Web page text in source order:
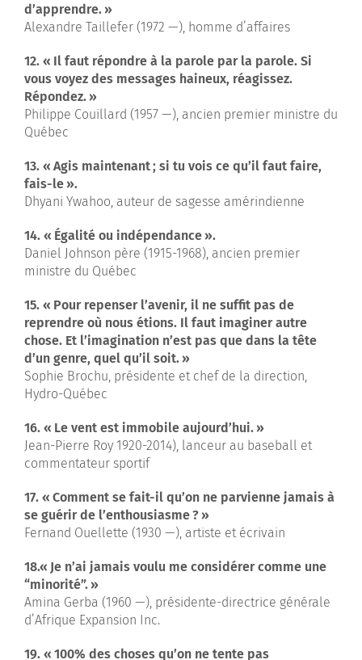
d’apprendre. »
Alexandre Taillefer (1972 —), homme d’affaires
12. « Il faut répondre à la parole par la parole. Si
vous voyez des messages haineux, réagissez.
Répondez. »
Philippe Couillard (1957 —), ancien premier ministre du
Québec
13. « Agis maintenant ; si tu vois ce qu’il faut faire,
fais-le ».
Dhyani Ywahoo, auteur de sagesse amérindienne
14. « Égalité ou indépendance ».
Daniel Johnson père (1915-1968), ancien premier
ministre du Québec
15. « Pour repenser l’avenir, il ne suffit pas de
reprendre où nous étions. Il faut imaginer autre
chose. Et l’imagination n’est pas que dans la tête
d’un genre, quel qu’il soit. »
Sophie Brochu, présidente et chef de la direction,
Hydro-Québec
16. « Le vent est immobile aujourd’hui. »
Jean-Pierre Roy 1920-2014), lanceur au baseball et
commentateur sportif
17. « Comment se fait-il qu’on ne parvienne jamais à
se guérir de l’enthousiasme ? »
Fernand Ouellette (1930 —), artiste et écrivain
18.« Je n’ai jamais voulu me considérer comme une
“minorité”. »
Amina Gerba (1960 —), présidente-directrice générale
d’Afrique Expansion Inc.
19. « 100% des choses qu’on ne tente pas